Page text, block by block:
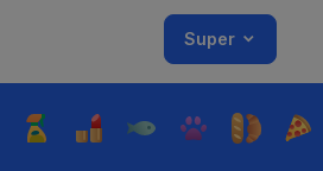
Super